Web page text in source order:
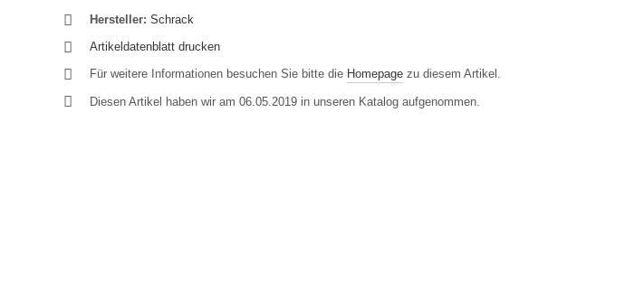
Hersteller: Schrack
Artikeldatenblatt drucken
Für weitere Informationen besuchen Sie bitte die Homepage zu diesem Artikel.
Diesen Artikel haben wir am 06.05.2019 in unseren Katalog aufgenommen.